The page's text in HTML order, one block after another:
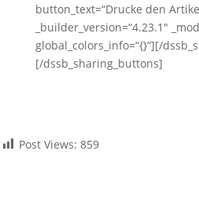
button_text=“Drucke den
_builder_version=“4.23.1″
global_colors_info=“{}“][/
[/dssb_sharing_buttons]
Post Views: 859